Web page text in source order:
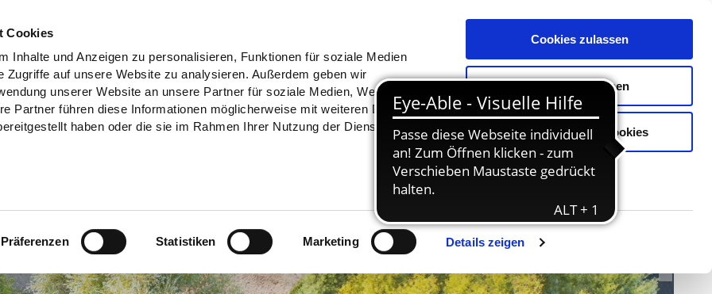
Cookies
Inhalte und Anzeigen zu personalisieren, Funktionen für soziale Medien
Zugriffe auf unsere Website zu analysieren. Außerdem geben wir
unserer Website an unsere Partner für soziale Medien, Werbung
Partner führen diese Informationen möglicherweise mit weiteren Daten
haben oder die sie im Rahmen Ihrer Nutzung der Dienste
Präferenzen Statistiken Marketing Details zeigen
Cookies zulassen
Auswahl erlauben
Nur notwendige Cookies
Erlebnisse Buchen